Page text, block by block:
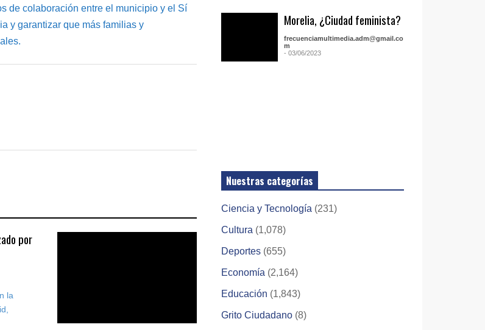
de colaboración entre el municipio y el Sí
y garantizar que más familias y
por
la
Morelia, ¿Ciudad feminista?
frecuenciamultimedia.adm@gmail.co
m
- 03/06/2023
Nuestras categorías
Ciencia y Tecnología (231)
Cultura (1,078)
Deportes (655)
Economía (2,164)
Educación (1,843)
Grito Ciudadano (8)